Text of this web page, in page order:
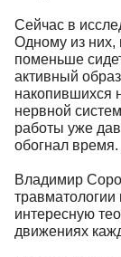
Сейчас в
Одному из них,
поменьше
активный
накопившихся
нервной
работы уже
обогнал время.
Владимир
интересную
движениях